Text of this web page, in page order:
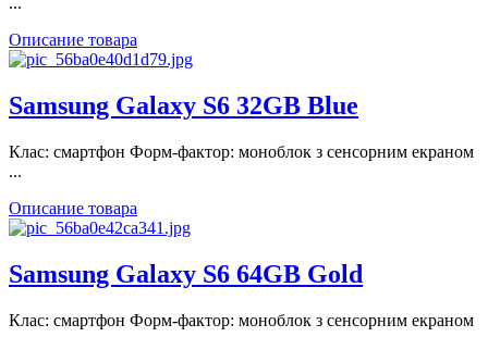
Описание товара
Samsung Galaxy S6 32GB Blue
Клас: смартфон Форм-фактор: моноблок з сенсорним екраном
...
Описание товара
Samsung Galaxy S6 64GB Gold
Клас: смартфон Форм-фактор: моноблок з сенсорним екраном